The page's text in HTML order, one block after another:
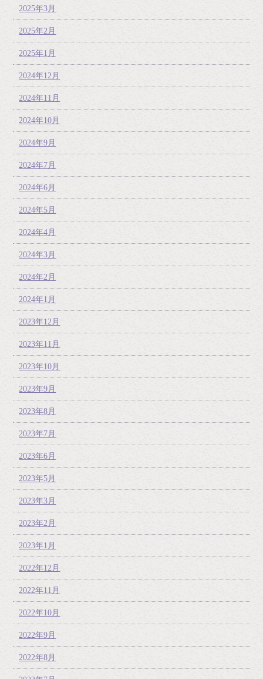
2025年3月
2025年2月
2025年1月
2024年12月
2024年11月
2024年10月
2024年9月
2024年7月
2024年6月
2024年5月
2024年4月
2024年3月
2024年2月
2024年1月
2023年12月
2023年11月
2023年10月
2023年9月
2023年8月
2023年7月
2023年6月
2023年5月
2023年3月
2023年2月
2023年1月
2022年12月
2022年11月
2022年10月
2022年9月
2022年8月